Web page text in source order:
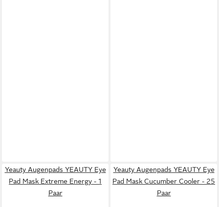
Yeauty Augenpads YEAUTY Eye
Pad Mask Extreme Energy - 1
Paar
Yeauty Augenpads YEAUTY Eye
Pad Mask Cucumber Cooler - 25
Paar